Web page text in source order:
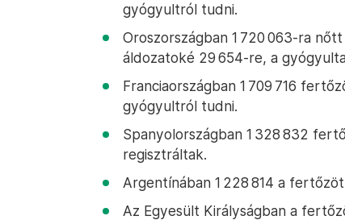
gyógyultról tudni.
Oroszországban 1 720 063-ra
áldozatoké 29 654-re, a
Franciaországban 1 709 716
gyógyultról tudni.
Spanyolországban 1 328 832
regisztráltak.
Argentínában 1 228 814 a
Az Egyesült Királyságban a